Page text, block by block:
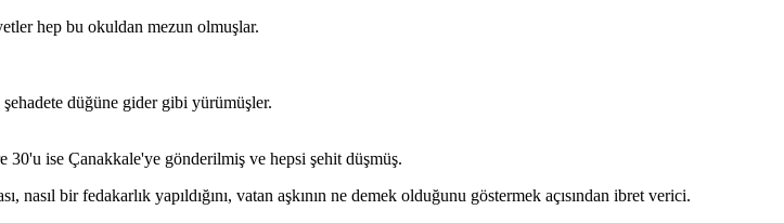
hep bu okuldan mezun olmuşlar.
düğüne gider gibi yürümüşler.
30'u ise Çanakkale'ye gönderilmiş ve hepsi şehit düşmüş.
bir fedakarlık yapıldığını, vatan aşkının ne demek olduğunu göstermek açısından ibret verici.